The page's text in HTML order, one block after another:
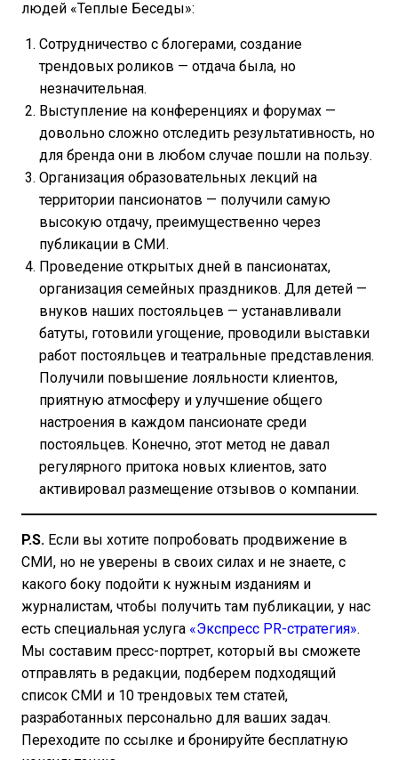
людей «Теплые Беседы»:
Сотрудничество с блогерами, создание
трендовых роликов — отдача была, но
незначительная.
Выступление на конференциях и форумах —
довольно сложно отследить результативность, но
для бренда они в любом случае пошли на пользу.
Организация образовательных лекций на
территории пансионатов — получили самую
высокую отдачу, преимущественно через
публикации в СМИ.
Проведение открытых дней в пансионатах,
организация семейных праздников. Для детей —
внуков наших постояльцев — устанавливали
батуты, готовили угощение, проводили выставки
работ постояльцев и театральные представления.
Получили повышение лояльности клиентов,
приятную атмосферу и улучшение общего
настроения в каждом пансионате среди
постояльцев. Конечно, этот метод не давал
регулярного притока новых клиентов, зато
активировал размещение отзывов о компании.
P.S. Если вы хотите попробовать продвижение в
СМИ, но не уверены в своих силах и не знаете, с
какого боку подойти к нужным изданиям и
журналистам, чтобы получить там публикации, у нас
есть специальная услуга «Экспресс PR-стратегия».
Мы составим пресс-портрет, который вы сможете
отправлять в редакции, подберем подходящий
список СМИ и 10 трендовых тем статей,
разработанных персонально для ваших задач.
Переходите по ссылке и бронируйте бесплатную